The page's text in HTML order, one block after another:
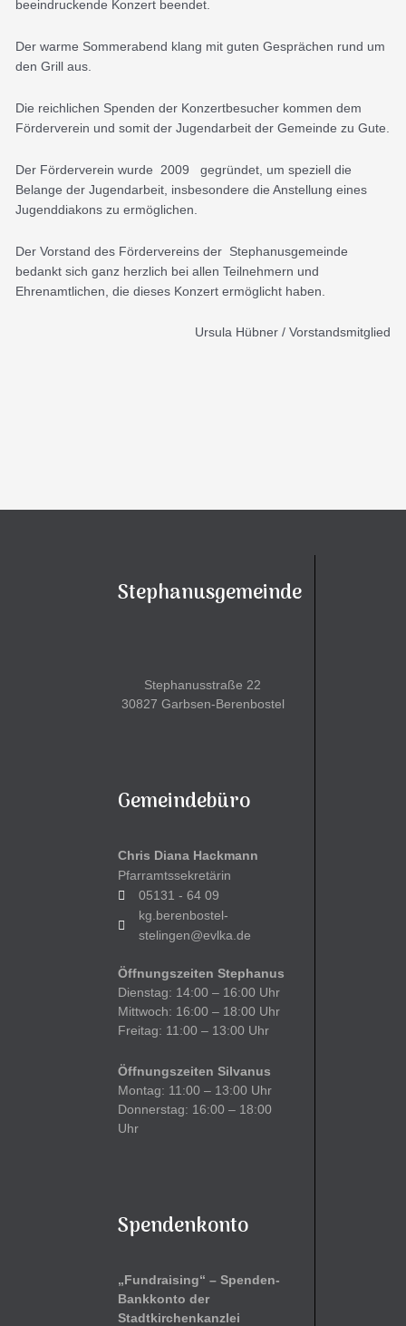
beeindruckende Konzert beendet.
Der warme Sommerabend klang mit guten Gesprächen rund um
den Grill aus.
Die reichlichen Spenden der Konzertbesucher kommen dem
Förderverein und somit der Jugendarbeit der Gemeinde zu Gute.
Der Förderverein wurde 2009 gegründet, um speziell die
Belange der Jugendarbeit, insbesondere die Anstellung eines
Jugenddiakons zu ermöglichen.
Der Vorstand des Fördervereins der Stephanusgemeinde
bedankt sich ganz herzlich bei allen Teilnehmern und
Ehrenamtlichen, die dieses Konzert ermöglicht haben.
Ursula Hübner / Vorstandsmitglied
Stephanusgemeinde
Stephanusstraße 22
30827 Garbsen-Berenbostel
Gemeindebüro
Chris Diana Hackmann
Pfarramtssekretärin
05131 - 64 09
kg.berenbostel-
stelingen@evlka.de
Öffnungszeiten Stephanus
Dienstag: 14:00 – 16:00 Uhr
Mittwoch: 16:00 – 18:00 Uhr
Freitag: 11:00 – 13:00 Uhr
Öffnungszeiten Silvanus
Montag: 11:00 – 13:00 Uhr
Donnerstag: 16:00 – 18:00
Uhr
Spendenkonto
„Fundraising“ – Spenden-
Bankkonto der
Stadtkirchenkanzlei